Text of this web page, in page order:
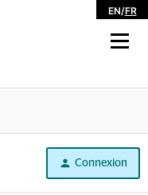
EN/FR
Connexion